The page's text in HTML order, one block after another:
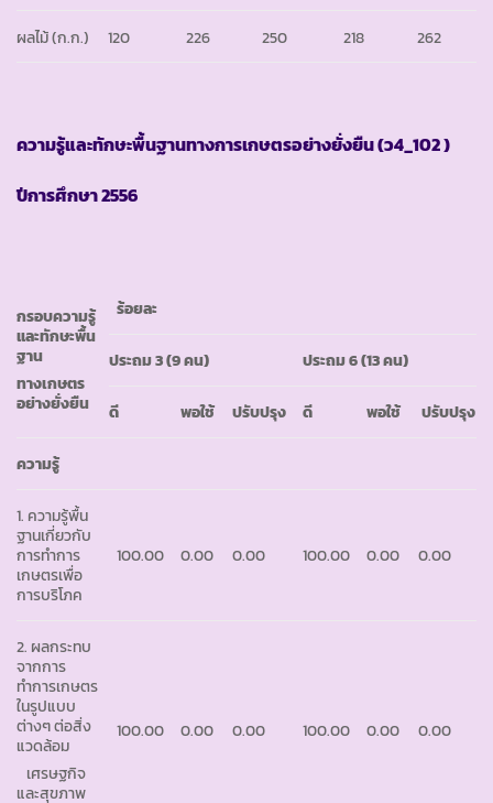
ผลไม้ (ก.ก.) 120 226 250 218 262
ความรู้และทักษะพื้นฐานทางการเกษตรอย่างยั่งยืน(ว4_102 )
ปีการศึกษา2556
กรอบความรู้
และทักษะพื้น
ฐาน
ทางเกษตร
อย่างยั่งยืน
ร้อยละ
ประถม3 (9 คน) ประถม6 (13 คน)
ดี พอใช้ ปรับปรุง ดี พอใช้ ปรับปรุง
ความรู้
1. ความรู้พื้น
ฐานเกี่ยวกับ
การทำการ
เกษตรเพื่อ
การบริโภค
100.00 0.00 0.00 100.00 0.00 0.00
2. ผลกระทบ
จากการ
ทำการเกษตร
ในรูปแบบ
ต่างๆ ต่อสิ่ง
แวดล้อม
เศรษฐกิจ
และสุขภาพ
100.00 0.00 0.00 100.00 0.00 0.00